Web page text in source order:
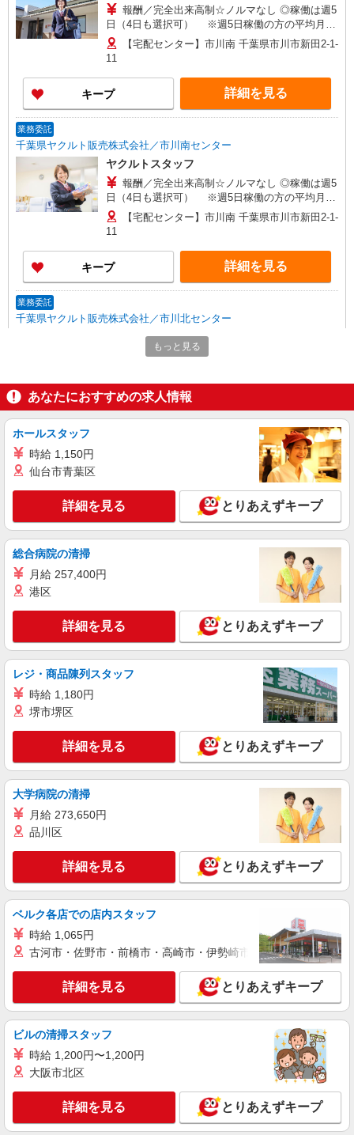
報酬／完全出来高制☆ノルマなし ◎稼働は週5
日（4日も選択可） ※週5日稼働の方の平均月収
27万円 「あなたに合わせた」働き方ができます。
働き方やご希望の収入など、お気軽にお問い合わ
方が活躍中！
【宅配センター】市川南 千葉県市川市新田2-1-
11
キープ 詳細を見る
業務委託
千葉県ヤクルト販売株式会社／市川南センター
ヤクルトスタッフ
報酬／完全出来高制☆ノルマなし ◎稼働は週5
日（4日も選択可） ※週5日稼働の方の平均月収
27万円 「あなたに合わせた」働き方ができます。
働き方やご希望の収入など、お気軽にお問い合わ
方が活躍中！
【宅配センター】市川南 千葉県市川市新田2-1-
11
キープ 詳細を見る
業務委託
千葉県ヤクルト販売株式会社／市川北センター
ヤクルトスタッフ
報酬／完全出来高制☆ノルマなし ◎稼働は週5
27万円 「あなたに合わせた」働き方ができます。
働き方やご希望の収入など、お気軽にお問い合わ
せください！ ◎20代〜50代を中心に幅広い年代の
【宅配センター】市川北 千葉県市川市菅野4-
16-10
キープ 詳細を見る
業務委託
千葉県ヤクルト販売株式会社／妙典センター
ヤクルトスタッフ
報酬／完全出来高制☆ノルマなし ◎稼働は週5
27万円 「あなたに合わせた」働き方ができます。
働き方やご希望の収入など、お気軽にお問い合わ
せください！ ◎20代〜50代を中心に幅広い年代の
【宅配センター】妙典 千葉県市川市妙典5-11-
5
キープ 詳細を見る
業務委託
千葉県ヤクルト販売株式会社／妙典センター
ヤクルトスタッフ
報酬／完全出来高制☆ノルマなし ◎稼働は週5
日（4日も選択可） ※週5日稼働の方の平均月収
27万円 「あなたに合わせた」働き方ができます。
働き方やご希望の収入など、お気軽にお問い合わ
せください！ ◎20代〜50代を中心に幅広い年代の
方が活躍中！
【宅配センター】妙典 千葉県市川市妙典5-11-
5
キープ 詳細を見る
業務委託
千葉県ヤクルト販売株式会社／市川中央センター
ヤクルトスタッフ
報酬／完全出来高制☆ノルマなし ◎稼働は週5
日（4日も選択可） ※週5日稼働の方の平均月収
働き方やご希望の収入など、お気軽にお問い合わ
せください！ ◎20代〜50代を中心に幅広い年代の
方が活躍中！
【宅配センター】市川中央 千葉県市川市鬼越
キープ 詳細を見る
千葉県ヤクルト販売株式会社／市川北センター
ヤクルトスタッフ
報酬／完全出来高制☆ノルマなし ◎稼働は週5
日（4日も選択可） ※週5日稼働の方の平均月収
27万円 「あなたに合わせた」働き方ができます。
働き方やご希望の収入など、お気軽にお問い合わ
せください！ ◎20代〜50代を中心に幅広い年代の
方が活躍中！
【宅配センター】市川北 千葉県市川市菅野4-
16-10
詳細を見る
もっと見る
あなたにおすすめの求人情報
ホールスタッフ
時給 1,150円
仙台市青葉区
詳細を見る とりあえずキープ
総合病院の清掃
月給 257,400円
港区
詳細を見る とりあえずキープ
レジ・商品陳列スタッフ
時給 1,180円
堺市堺区
詳細を見る とりあえずキープ
大学病院の清掃
月給 273,650円
品川区
詳細を見る とりあえずキープ
ベルク各店での店内スタッフ
時給 1,065円
古河市・佐野市・前橋市・高崎市・伊勢崎市・太田市・館林市
詳細を見る とりあえずキープ
ビルの清掃スタッフ
時給 1,200円〜1,200円
大阪市北区
詳細を見る とりあえずキープ